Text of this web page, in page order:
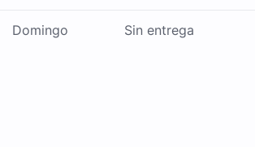
Domingo Sin entrega